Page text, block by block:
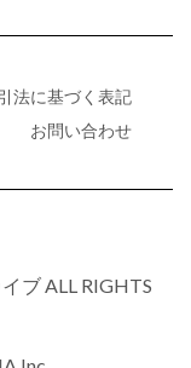
法に基づく表記
お問い合わせ
ブ ALL RIGHTS